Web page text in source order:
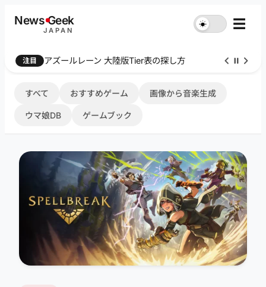
NewsGeek
JAPAN
☀︎ ☰
注目 Farthest Frontier 序盤攻略
すべて おすすめゲーム 画像から音楽生成
ウマ娘DB ゲームブック